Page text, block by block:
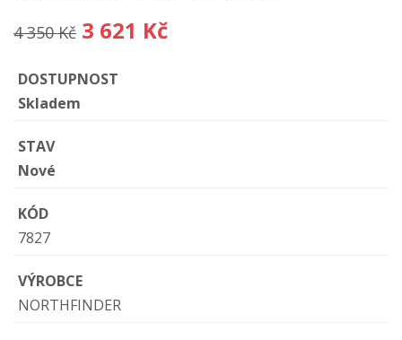
4 350 Kč 3 621 Kč
DOSTUPNOST
Skladem
STAV
Nové
KÓD
7827
VÝROBCE
NORTHFINDER